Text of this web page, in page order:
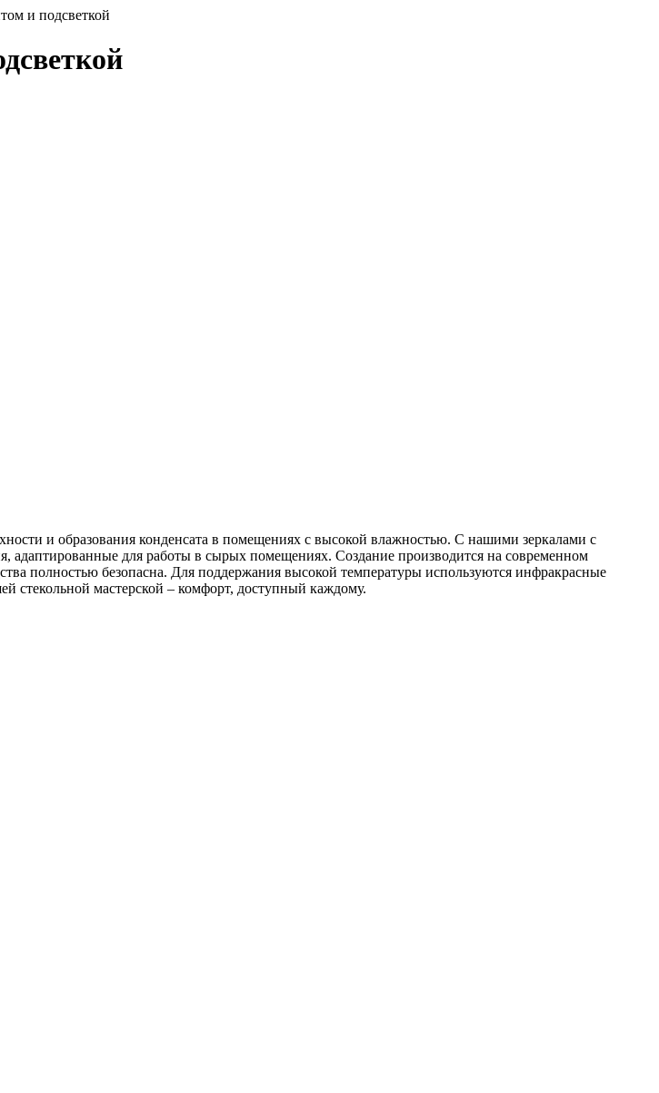
и подсветкой
и образования конденсата в помещениях с высокой влажностью. С нашими зеркалами с
для работы в сырых помещениях. Создание производится на современном
полностью безопасна. Для поддержания высокой температуры используются инфракрасные
стекольной мастерской – комфорт, доступный каждому.